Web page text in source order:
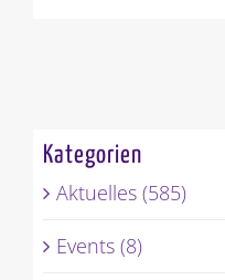
Kategorien
Aktuelles (585)
Events (8)